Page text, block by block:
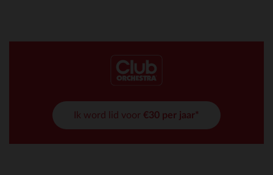
Ik word lid voor €30 per jaar*